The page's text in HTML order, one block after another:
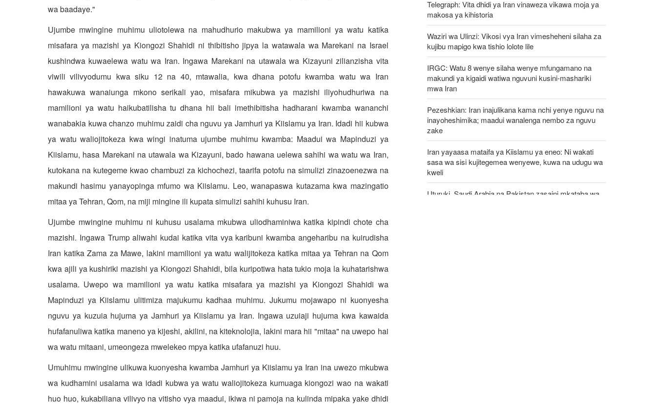
wa baadaye."
Ujumbe mwingine muhimu uliotolewa na mahudhurio makubwa ya mamilioni ya watu katika
misafara ya mazishi ya Kiongozi Shahidi ni thibitisho jipya la watawala wa Marekani na Israel
kushindwa kuwaelewa watu wa Iran. Ingawa Marekani na utawala wa Kizayuni zilianzisha vita
viwili vilivyodumu kwa siku 12 na 40, mtawalia, kwa dhana potofu kwamba watu wa Iran
hawakuwa wanaiunga mkono serikali yao, misafara mikubwa ya mazishi iliyohudhuriwa na
mamilioni ya watu haikubatilisha tu dhana hii bali imethibitisha hadharani kwamba wananchi
wanabakia kuwa chanzo muhimu zaidi cha nguvu ya Jamhuri ya Kiislamu ya Iran. Idadi hii kubwa
ya watu waliojitokeza kwa wingi inatuma ujumbe muhimu kwamba: Maadui wa Mapinduzi ya
Kiislamu, hasa Marekani na utawala wa Kizayuni, bado hawana uelewa sahihi wa watu wa Iran,
kutokana na kutegeme kwao chambuzi za kichochezi, taarifa potofu na simulizi zinazoenezwa na
makundi hasimu yanayopinga mfumo wa Kiislamu. Leo, wanapaswa kutazama kwa mazingatio
mitaa ya Tehran, Qom, na miji mingine ili kupata simulizi sahihi kuhusu Iran.
Ujumbe mwingine muhimu ni kuhusu usalama mkubwa uliodhaminiwa katika kipindi chote cha
mazishi. Ingawa Trump aliwahi kudai katika vita vya karibuni kwamba angeharibu na kuirudisha
Iran katika Zama za Mawe, lakini mamilioni ya watu walijitokeza katika mitaa ya Tehran na Qom
kwa ajili ya kushiriki mazishi ya Kiongozi Shahidi, bila kuripotiwa hata tukio moja la kuhatarishwa
usalama. Uwepo wa mamilioni ya watu katika misafara ya mazishi ya Kiongozi Shahidi wa
Mapinduzi ya Kiislamu ulitimiza majukumu kadhaa muhimu. Jukumu mojawapo ni kuonyesha
nguvu ya kuzuia hujuma ya Jamhuri ya Kiislamu ya Iran. Ingawa uzuiaji hujuma kwa kawaida
hufafanuliwa katika maneno ya kijeshi, akilini, na kiteknolojia, lakini mara hii "mitaa" na uwepo hai
wa watu mitaani, umeongeza mwelekeo mpya katika ufafanuzi huu.
Umuhimu mwingine ulikuwa kuonyesha kwamba Jamhuri ya Kiislamu ya Iran ina uwezo mkubwa
wa kudhamini usalama wa idadi kubwa ya watu waliojitokeza kumuaga kiongozi wao na wakati
huo huo, kukabiliana vilivyo na vitisho vya maadui, ikiwa ni pamoja na kulinda mipaka yake dhidi
Telegraph: Vita dhidi ya Iran vinaweza vikawa moja ya
makosa ya kihistoria
Waziri wa Ulinzi: Vikosi vya Iran vimesheheni silaha za
kujibu mapigo kwa tishio lolote lile
IRGC: Watu 8 wenye silaha wenye mfungamano na
makundi ya kigaidi watiwa nguvuni kusini-mashariki
mwa Iran
Pezeshkian: Iran inajulikana kama nchi yenye nguvu na
inayoheshimika; maadui wanalenga nembo za nguvu
zake
Iran yayaasa mataifa ya Kiislamu ya eneo: Ni wakati
sasa wa sisi kujitegemea wenyewe, kuwa na udugu wa
kweli
Uturuki, Saudi Arabia na Pakistan zasaini mkataba wa